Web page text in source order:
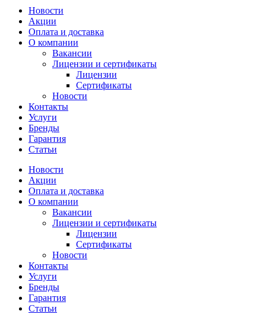
Новости
Акции
Оплата и доставка
О компании
Вакансии
Лицензии и сертификаты
Лицензии
Сертификаты
Новости
Контакты
Услуги
Бренды
Гарантия
Статьи
Новости
Акции
Оплата и доставка
О компании
Вакансии
Лицензии и сертификаты
Лицензии
Сертификаты
Новости
Контакты
Услуги
Бренды
Гарантия
Статьи